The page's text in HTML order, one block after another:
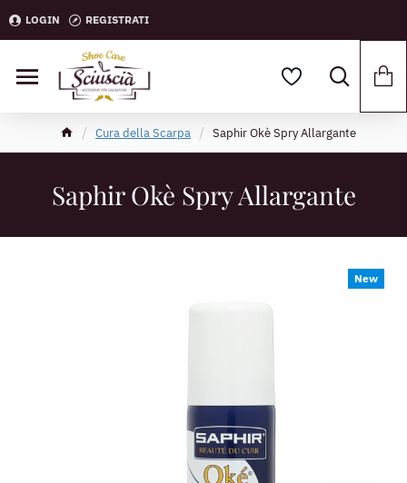
LOGIN REGISTRATI
Cura della Scarpa Saphir Okè Spry Allargante
Saphir Okè Spry Allargante
New